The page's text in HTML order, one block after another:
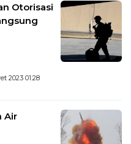
Otorisasi
2023 01:28
Air